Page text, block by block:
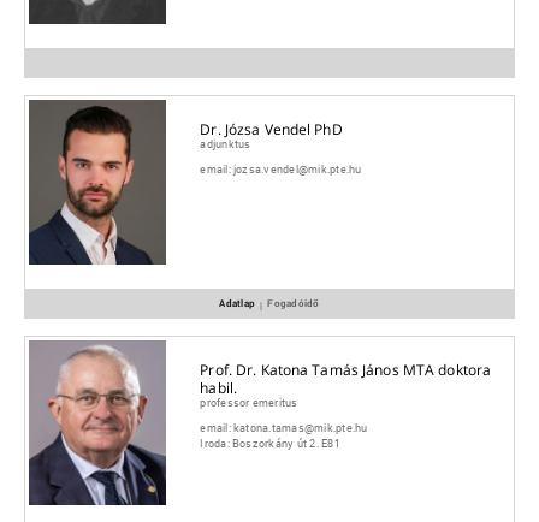
Dr. Józsa Vendel PhD
adjunktus
email:jozsa.vendel@mik.pte.hu
Adatlap | Fogadóidő
Prof. Dr. Katona Tamás János MTA doktora
habil.
professor emeritus
email:katona.tamas@mik.pte.hu
Iroda:Boszorkány út 2. E81